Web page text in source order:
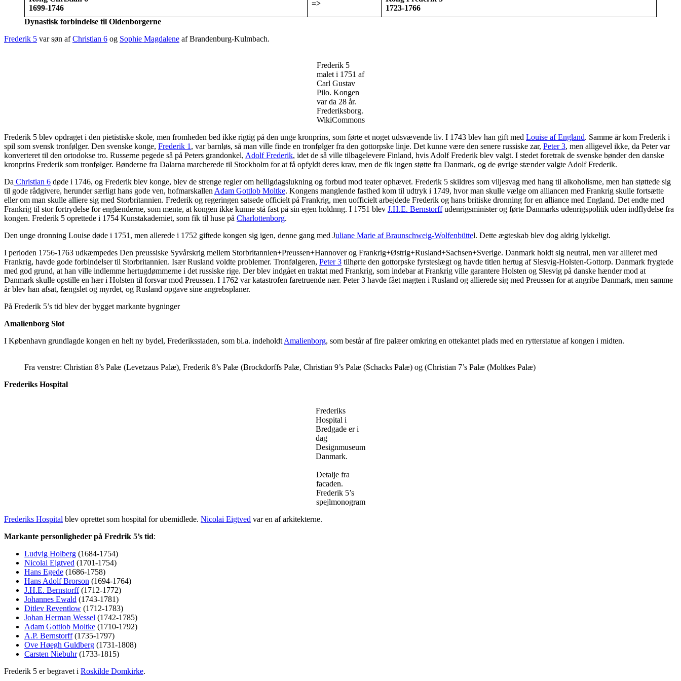
1699-1746
=>
1723-1766
Dynastisk forbindelse til Oldenborgerne
Frederik 5 var søn afChristian 6 og Sophie Magdalene af Brandenburg-Kulmbach.
Frederik 5
malet i 1751 af
Carl Gustav
Pilo. Kongen
var da 28 år.
Frederiksborg.
WikiCommons
Frederik 5 blev opdraget i den pietistiske skole, men fromheden bed ikke rigtig på den unge kronprins, som førte et noget udsvævende liv. I 1743 blev han gift med Louise af England. Samme år kom Frederik i
spil som svensk tronfølger. Den svenske konge, Frederik 1 , var barnløs, så man ville finde en tronfølger fra den gottorpske linje. Det kunne være den senere russiske zar, Peter 3, men alligevel ikke, da Peter var
konverteret til den ortodokse tro. Russerne pegede så på Peters grandonkel, Adolf Frederik, idet de så ville tilbagelevere Finland, hvis Adolf Frederik blev valgt. I stedet foretrak de svenske bønder den danske
kronprins Frederik som tronfølger. Bønderne fra Dalarna marcherede til Stockholm for at få opfyldt deres krav, men de fik ingen støtte fra Danmark, og de øvrige stænder valgte Adolf Frederik.
Da Christian 6 døde i 1746, og Frederik blev konge, blev de strenge regler om helligdagslukning og forbud mod teater ophævet. Frederik 5 skildres som viljesvag med hang til alkoholisme, men han støttede sig
til gode rådgivere, herunder særligt hans gode ven, hofmarskallen Adam Gottlob Moltke. Kongens manglende fasthed kom til udtryk i 1749, hvor man skulle vælge om alliancen med Frankrig skulle fortsætte
eller om man skulle alliere sig med Storbritannien. Frederik og regeringen satsede officielt på Frankrig, men uofficielt arbejdede Frederik og hans britiske dronning for en alliance med England. Det endte med
Frankrig til stor fortrydelse for englænderne, som mente, at kongen ikke kunne stå fast på sin egen holdnng. I 1751 blev J.H.E. Bernstorffudenrigsminister og førte Danmarks udenrigspolitik uden indflydelse fra
kongen. Frederik 5 oprettede i 1754 Kunstakademiet, som fik til huse på Charlottenborg.
Den unge dronning Louise døde i 1751, men allerede i 1752 giftede kongen sig igen, denne gang med Juliane Marie af Braunschweig-Wolfenbüttel. Dette ægteskab blev dog aldrig lykkeligt.
I perioden 1756-1763 udkæmpedes Den preussiske Syvårskrig mellem Storbritannien+Preussen+Hannover og Frankrig+Østrig+Rusland+Sachsen+Sverige. Danmark holdt sig neutral, men var allieret med
Frankrig, havde gode forbindelser til Storbritannien. Især Rusland voldte problemer. Tronfølgeren, Peter 3 tilhørte den gottorpske fyrsteslægt og havde titlen hertug af Slesvig-Holsten-Gottorp. Danmark frygtede
med god grund, at han ville indlemme hertugdømmerne i det russiske rige. Der blev indgået en traktat med Frankrig, som indebar at Frankrig ville garantere Holsten og Slesvig på danske hænder mod at
Danmark skulle opstille en hær i Holsten til forsvar mod Preussen. I 1762 var katastrofen faretruende nær. Peter 3 havde fået magten i Rusland og allierede sig med Preussen for at angribe Danmark, men samme
år blev han afsat, fængslet og myrdet, og Rusland opgave sine angrebsplaner.
På Frederik 5’s tid blev der bygget markante bygninger
Amalienborg Slot
I København grundlagde kongen en helt ny bydel, Frederiksstaden, som bl.a. indeholdt Amalienborg, som består af fire palæer omkring en ottekantet plads med en rytterstatue af kongen i midten.
Fra venstre: Christian 8’s Palæ (Levetzaus Palæ), Frederik 8’s Palæ (Brockdorffs Palæ, Christian 9’s Palæ (Schacks Palæ) og (Christian 7’s Palæ (Moltkes Palæ)
Frederiks Hospital
Frederiks
Hospital i
Bredgade er i
dag
Designmuseum
Danmark.
Detalje fra
facaden.
Frederik 5’s
spejlmonogram
Frederiks Hospital blev oprettet som hospital for ubemidlede. Nicolai Eigtved var en af arkitekterne.
Markante personligheder på Fredrik 5’s tid:
Ludvig Holberg (1684-1754)
Nicolai Eigtved (1701-1754)
Hans Egede (1686-1758)
Hans Adolf Brorson (1694-1764)
J.H.E. Bernstorff(1712-1772)
Johannes Ewald (1743-1781)
Ditlev Reventlow (1712-1783)
Johan Herman Wessel (1742-1785)
Adam Gottlob Moltke (1710-1792)
A.P. Bernstorff(1735-1797)
Ove Høegh Guldberg (1731-1808)
Carsten Niebuhr(1733-1815)
Frederik 5 er begravet i Roskilde Domkirke.